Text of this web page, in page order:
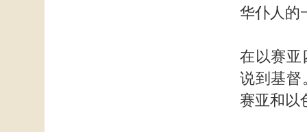
华仆人的
在以赛亚
说到基督
赛亚和以